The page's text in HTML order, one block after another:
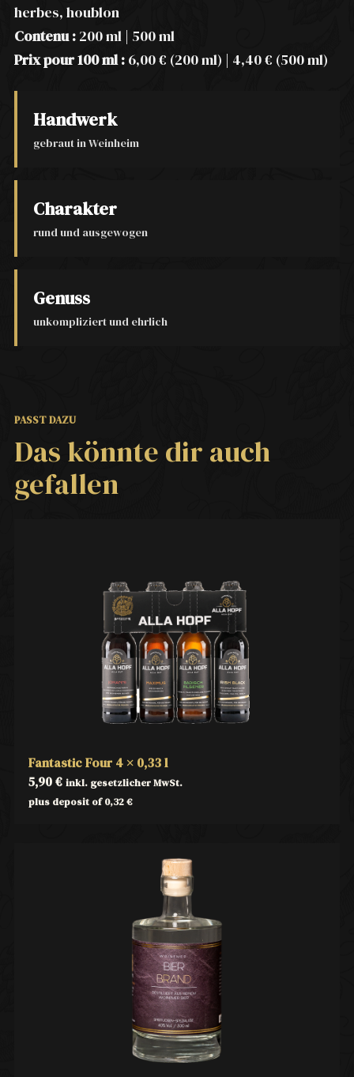
herbes, houblon
Contenu : 200 ml | 500 ml
Prix pour 100 ml : 6,00 € (200 ml) | 4,40 € (500 ml)
Handwerk
gebraut in Weinheim
Charakter
rund und ausgewogen
Genuss
unkompliziert und ehrlich
PASST DAZU
Das könnte dir auch
gefallen
Fantastic Four 4 × 0,33 l
5,90€ inkl. gesetzlicher MwSt.
plus deposit of0,32€